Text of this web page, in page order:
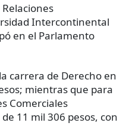
Intercontinental
en el Parlamento
carrera de Derecho en
mientras que para
Comerciales
11 mil 306 pesos, con